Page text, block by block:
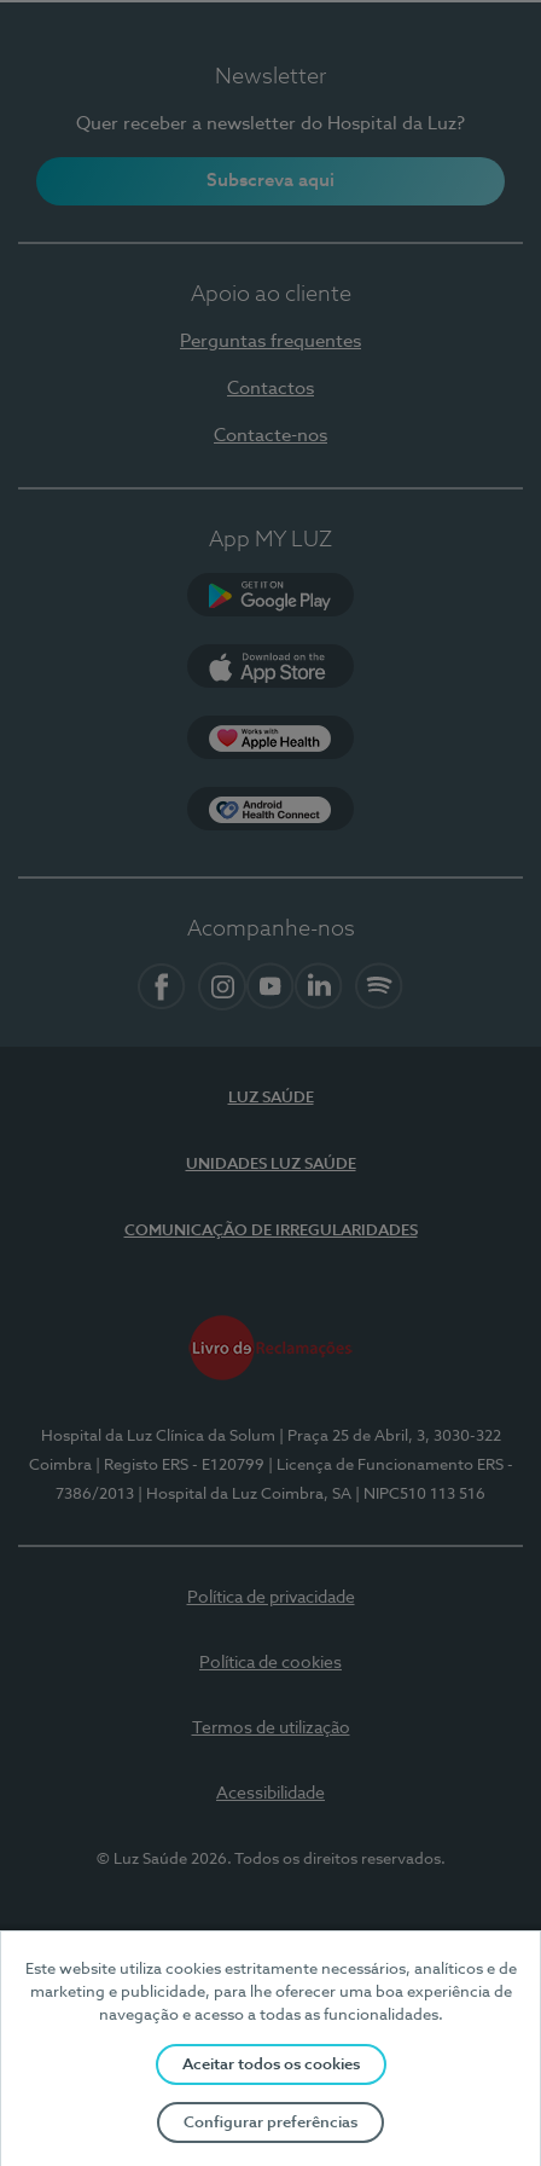
Este website utiliza cookies estritamente necessários, analíticos e de
marketing e publicidade, para lhe oferecer uma boa experiência de
navegação e acesso a todas as funcionalidades.
Aceitar todos os cookies
Configurar preferências
Newsletter
Quer receber a newsletter do Hospital da Luz?
Subscreva aqui
Apoio ao cliente
Perguntas frequentes
Contactos
Contacte-nos
App MY LUZ
Acompanhe-nos
LUZ SAÚDE
UNIDADES LUZ SAÚDE
COMUNICAÇÃO DE IRREGULARIDADES
Hospital da Luz Clínica da Solum
| Praça 25 de Abril, 3, 3030-322
Coimbra
| Registo ERS - E120799
| Licença de Funcionamento ERS -
7386/2013
| Hospital da Luz Coimbra, SA | NIPC510 113 516
Política de privacidade
Política de cookies
Termos de utilização
Acessibilidade
© Luz Saúde 2026. Todos os direitos reservados.